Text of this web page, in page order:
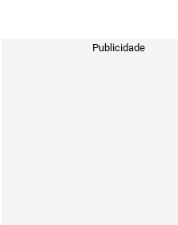
Publicidade